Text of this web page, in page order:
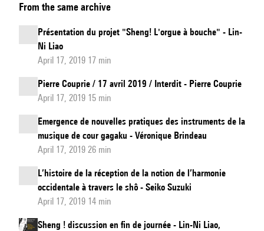
de
Bambous
-
Ornithologie
From the same archive
Présentation du projet "Sheng! L'orgue à bouche" - Lin-
Ni Liao
April 17, 2019 17 min
Pierre Couprie / 17 avril 2019 / Interdit - Pierre Couprie
April 17, 2019 15 min
Emergence de nouvelles pratiques des instruments de la
musique de cour gagaku - Véronique Brindeau
April 17, 2019 26 min
L’histoire de la réception de la notion de l’harmonie
occidentale à travers le shô - Seiko Suzuki
April 17, 2019 14 min
Sheng ! discussion en fin de journée - Lin-Ni Liao,